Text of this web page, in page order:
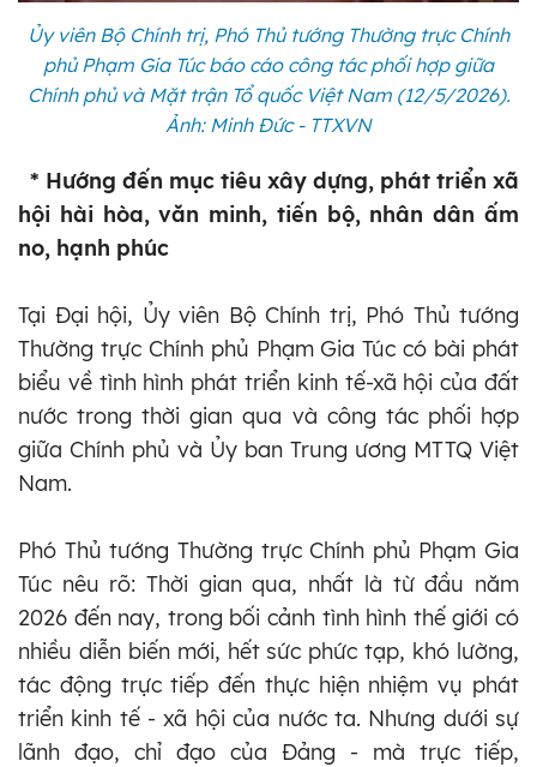
Ủy viên Bộ Chính trị, Phó Thủ tướng Thường trực Chính
phủ Phạm Gia Túc báo cáo công tác phối hợp giữa
Chính phủ và Mặt trận Tổ quốc Việt Nam (12/5/2026).
Ảnh: Minh Đức - TTXVN
* Hướng đến mục tiêu xây dựng, phát triển xã
hội hài hòa, văn minh, tiến bộ, nhân dân ấm
no, hạnh phúc
Tại Đại hội, Ủy viên Bộ Chính trị, Phó Thủ tướng
Thường trực Chính phủ Phạm Gia Túc có bài phát
biểu về tình hình phát triển kinh tế-xã hội của đất
nước trong thời gian qua và công tác phối hợp
giữa Chính phủ và Ủy ban Trung ương MTTQ Việt
Nam.
Phó Thủ tướng Thường trực Chính phủ Phạm Gia
Túc nêu rõ: Thời gian qua, nhất là từ đầu năm
2026 đến nay, trong bối cảnh tình hình thế giới có
nhiều diễn biến mới, hết sức phức tạp, khó lường,
tác động trực tiếp đến thực hiện nhiệm vụ phát
triển kinh tế - xã hội của nước ta. Nhưng dưới sự
lãnh đạo, chỉ đạo của Đảng - mà trực tiếp,